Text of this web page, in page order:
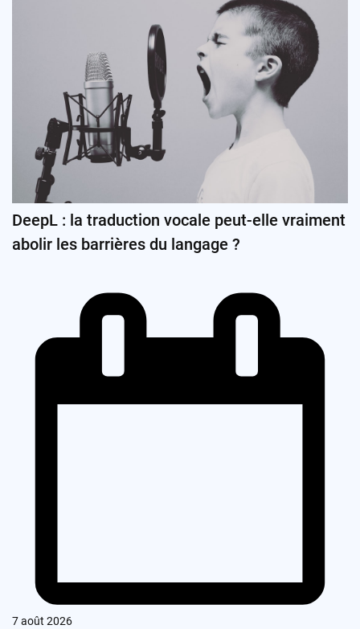
DeepL : la traduction vocale peut-elle vraiment
abolir les barrières du langage ?
7 août 2026